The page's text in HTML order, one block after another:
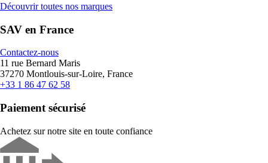
Découvrir toutes nos marques
SAV en France
Contactez-nous
11 rue Bernard Maris
37270 Montlouis-sur-Loire, France
+33 1 86 47 62 58
Paiement sécurisé
Achetez sur notre site en toute confiance